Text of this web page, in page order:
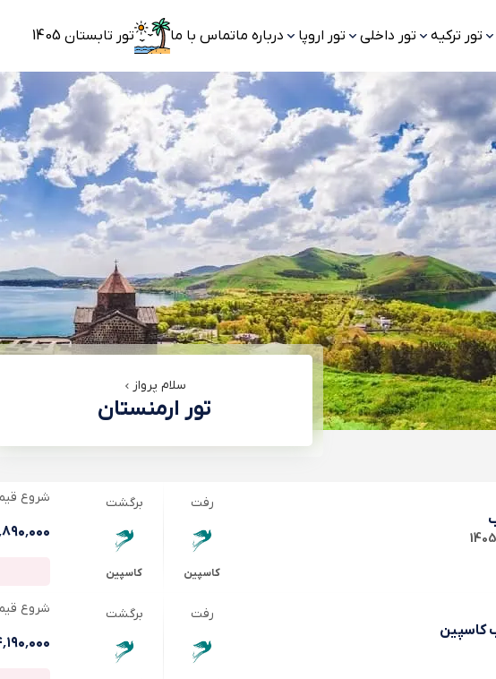
تور ترکیه تور داخلی تور اروپا درباره ماتماس با ما تور تابستان 1405
سلام پرواز
تور ارمنستان
رفت
کاسپین
برگشت
کاسپین
شروع
رفت برگشت شروع